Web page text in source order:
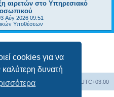
cookies για να
καλύτερη δυνατή
αιρετών στο Υπηρεσιακό
Αύγ 2026 09:51
Υποθέσεων
Όλοι οι χρόνοι είναι UTC+03:00
cookies